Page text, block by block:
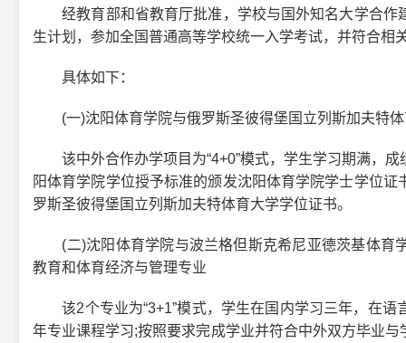
经教育部和省教育厅批准，学校与国外知名大学合作
生计划，参加全国普通高等学校统一入学考试，并符合相
具体如下：
(一)沈阳体育学院与俄罗斯圣彼得堡国立列斯加夫特体
该中外合作办学项目为“4+0”模式，学生学习期满，成
阳体育学院学位授予标准的颁发沈阳体育学院学士学位
罗斯圣彼得堡国立列斯加夫特体育大学学位证书。
(二)沈阳体育学院与波兰格但斯克希尼亚德茨基体育
教育和体育经济与管理专业
该2个专业为“3+1”模式，学生在国内学习三年，在语
年专业课程学习;按照要求完成学业并符合中外双方毕业